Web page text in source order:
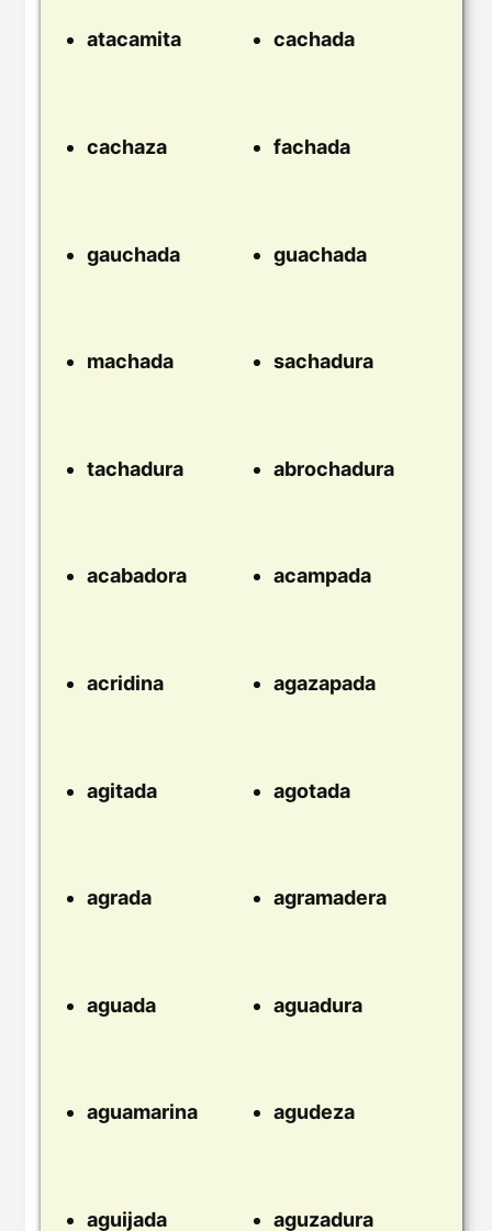
atacamita cachada
cachaza fachada
gauchada guachada
machada sachadura
tachadura abrochadura
acabadora acampada
acridina agazapada
agitada agotada
agrada agramadera
aguada aguadura
aguamarina agudeza
aguijada aguzadura